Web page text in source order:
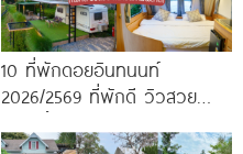
10 ที่พักดอยอินทนนท์
2026/2569 ที่พักดี วิวสวย